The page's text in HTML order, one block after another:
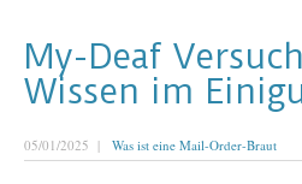
My-Deaf
Wissen im
05/01/2025 | Was ist eine Mail-Order-Braut